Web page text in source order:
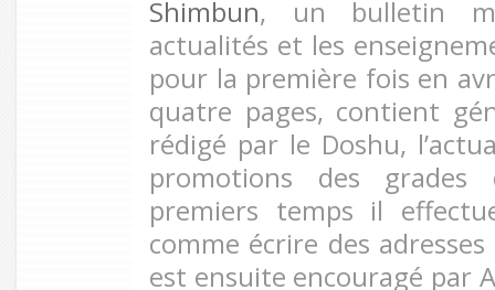
Shimbun, un bulletin
actualités et les
pour la première fois en
quatre pages, contient
rédigé par le Doshu,
promotions des
premiers temps il
comme écrire des
est ensuite encouragé par